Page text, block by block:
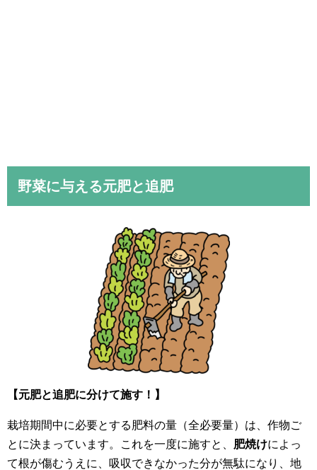
野菜に与える元肥と追肥
【元肥と追肥に分けて施す！】
栽培期間中に必要とする肥料の量（全必要量）は、作物ご
とに決まっています。これを一度に施すと、 肥焼けによっ
て根が傷むうえに、吸収できなかった分が無駄になり、地